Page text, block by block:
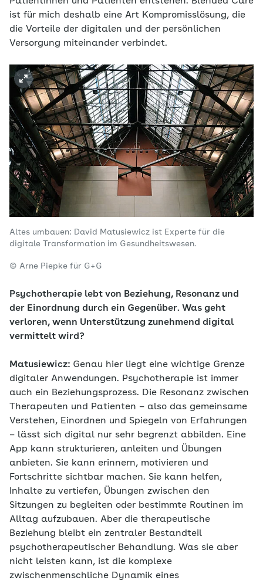
ist für mich deshalb eine Art Kompromisslösung, die
die Vorteile der digitalen und der persönlichen
Versorgung miteinander verbindet.
Altes umbauen: David Matusiewicz ist Experte für die
digitale Transformation im Gesundheitswesen.
© Arne Piepke für G+G
Psychotherapie lebt von Beziehung, Resonanz und
der Einordnung durch ein Gegenüber. Was geht
verloren, wenn Unterstützung zunehmend digital
vermittelt wird?
Matusiewicz: Genau hier liegt eine wichtige Grenze
digitaler Anwendungen. Psychotherapie ist immer
auch ein Beziehungsprozess. Die Resonanz zwischen
Therapeuten und Patienten – also das gemeinsame
Verstehen, Einordnen und Spiegeln von Erfahrungen
– lässt sich digital nur sehr begrenzt abbilden. Eine
App kann strukturieren, anleiten und Übungen
anbieten. Sie kann erinnern, motivieren und
Fortschritte sichtbar machen. Sie kann helfen,
Inhalte zu vertiefen, Übungen zwischen den
Sitzungen zu begleiten oder bestimmte Routinen im
Alltag aufzubauen. Aber die therapeutische
Beziehung bleibt ein zentraler Bestandteil
psychotherapeutischer Behandlung. Was sie aber
nicht leisten kann, ist die komplexe
zwischenmenschliche Dynamik eines